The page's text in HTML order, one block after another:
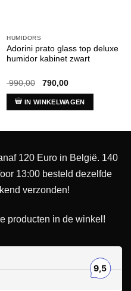
HUMIDORS
Adorini prato glass top deluxe
humidor kabinet zwart
990,00
Oorspronkelijke
was:
€ 990,00.
790,00Huidige
is:
€ 790,00.
IN WINKELWAGEN
120 Euro in België. 140
13:00 besteld dezelfde
verzonden!
producten in de winkel!